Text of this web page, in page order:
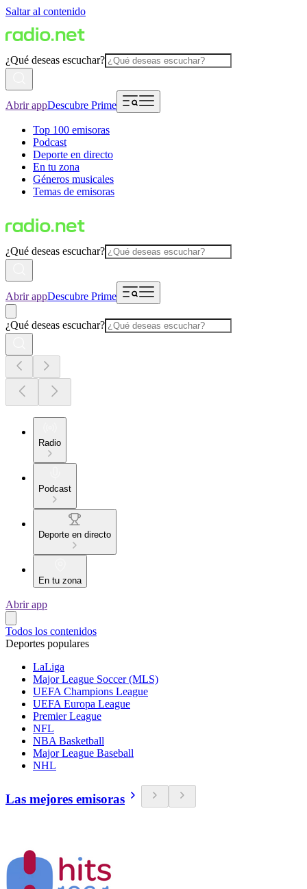
Saltar al contenido
¿Qué deseas escuchar?
Abrir appDescubre Prime
Top 100 emisoras
Podcast
Deporte en directo
En tu zona
Géneros musicales
Temas de emisoras
¿Qué deseas escuchar?
Abrir appDescubre Prime
¿Qué deseas escuchar?
Radio
Podcast
Deporte en directo
En tu zona
Abrir app
Todos los contenidos
Deportes populares
LaLiga
Major League Soccer (MLS)
UEFA Champions League
UEFA Europa League
Premier League
NFL
NBA Basketball
Major League Baseball
NHL
Las mejores emisoras